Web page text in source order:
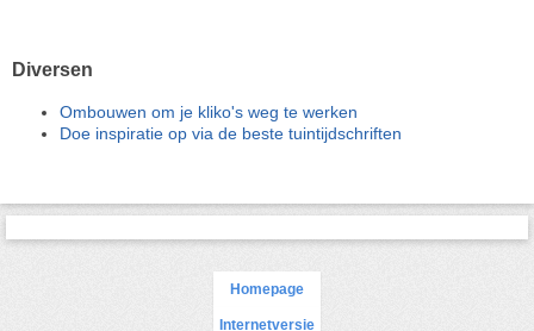
Diversen
Ombouwen om je kliko's weg te werken
Doe inspiratie op via de beste tuintijdschriften
Homepage
Internetversie